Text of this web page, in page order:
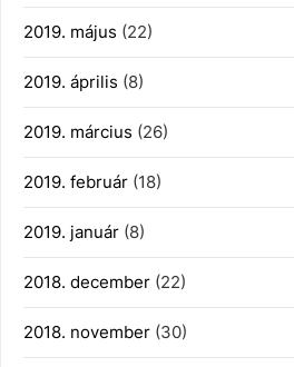
2019. május (22)
2019. április (8)
2019. március (26)
2019. február (18)
2019. január (8)
2018. december (22)
2018. november (30)